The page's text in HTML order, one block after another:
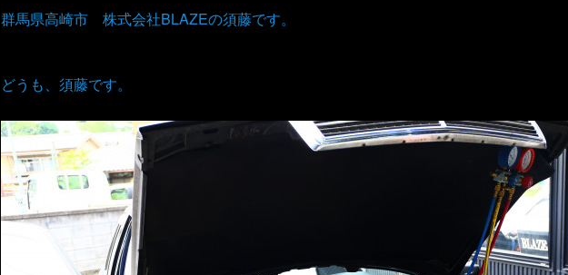
群馬県高崎市 株式会社BLAZEの須藤です。
どうも、須藤です。